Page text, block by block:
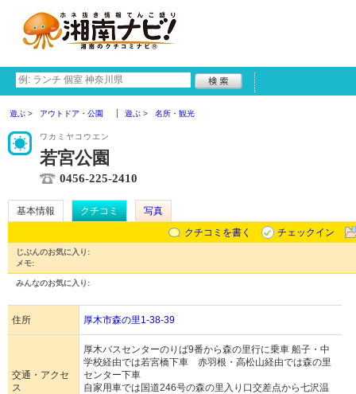
遊ぶ アウトドア・公園 遊ぶ 名所・観光
ワカミヤコウエン
若宮公園
0456-225-2410
基本情報 クチコミ
写真
クチコミを書く
チェックイン
じぶんのお気に入り:
メモ:
みんなのお気に入り:
住所 厚木市森の里1-38-39
交通・アクセ
ス
厚木バスセンターのりば9番から森の里行に乗車 船子・中
学校経由では若宮橋下車 赤羽根・高松山経由では森の里
センター下車
自家用車では国道246号の森の里入り口交差点から七沢温